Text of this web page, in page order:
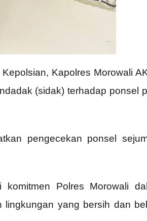
Kapolres Morowali
(sidak) terhadap ponsel
pengecekan ponsel
Polres Morowali
lingkungan yang bersih dan